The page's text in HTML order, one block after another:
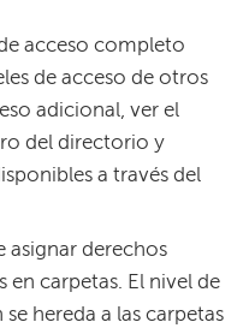
acceso completo
de acceso de otros
adicional, ver el
del directorio y
a través del
asignar derechos
carpetas. El nivel de
hereda a las carpetas